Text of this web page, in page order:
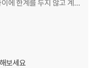
기| 둘째, 모든 일상에 영어
필요한 것
에 한계를 두지 않고 계속
등에 출연하며 언론의 관심
에 16년 동안 근무했던
성장
보세요